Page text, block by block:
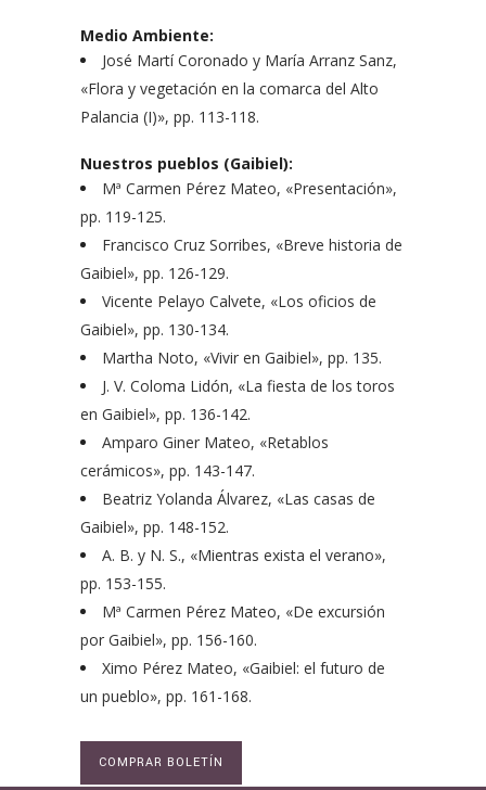
Medio Ambiente:
José Martí Coronado y María Arranz Sanz,
«Flora y vegetación en la comarca del Alto
Palancia (I)», pp. 113-118.
Nuestros pueblos (Gaibiel):
Mª Carmen Pérez Mateo, «Presentación»,
pp. 119-125.
Francisco Cruz Sorribes, «Breve historia de
Gaibiel», pp. 126-129.
Vicente Pelayo Calvete, «Los oficios de
Gaibiel», pp. 130-134.
Martha Noto, «Vivir en Gaibiel», pp. 135.
J. V. Coloma Lidón, «La fiesta de los toros
en Gaibiel», pp. 136-142.
Amparo Giner Mateo, «Retablos
cerámicos», pp. 143-147.
Beatriz Yolanda Álvarez, «Las casas de
Gaibiel», pp. 148-152.
A. B. y N. S., «Mientras exista el verano»,
pp. 153-155.
Mª Carmen Pérez Mateo, «De excursión
por Gaibiel», pp. 156-160.
Ximo Pérez Mateo, «Gaibiel: el futuro de
un pueblo», pp. 161-168.
COMPRAR BOLETÍN